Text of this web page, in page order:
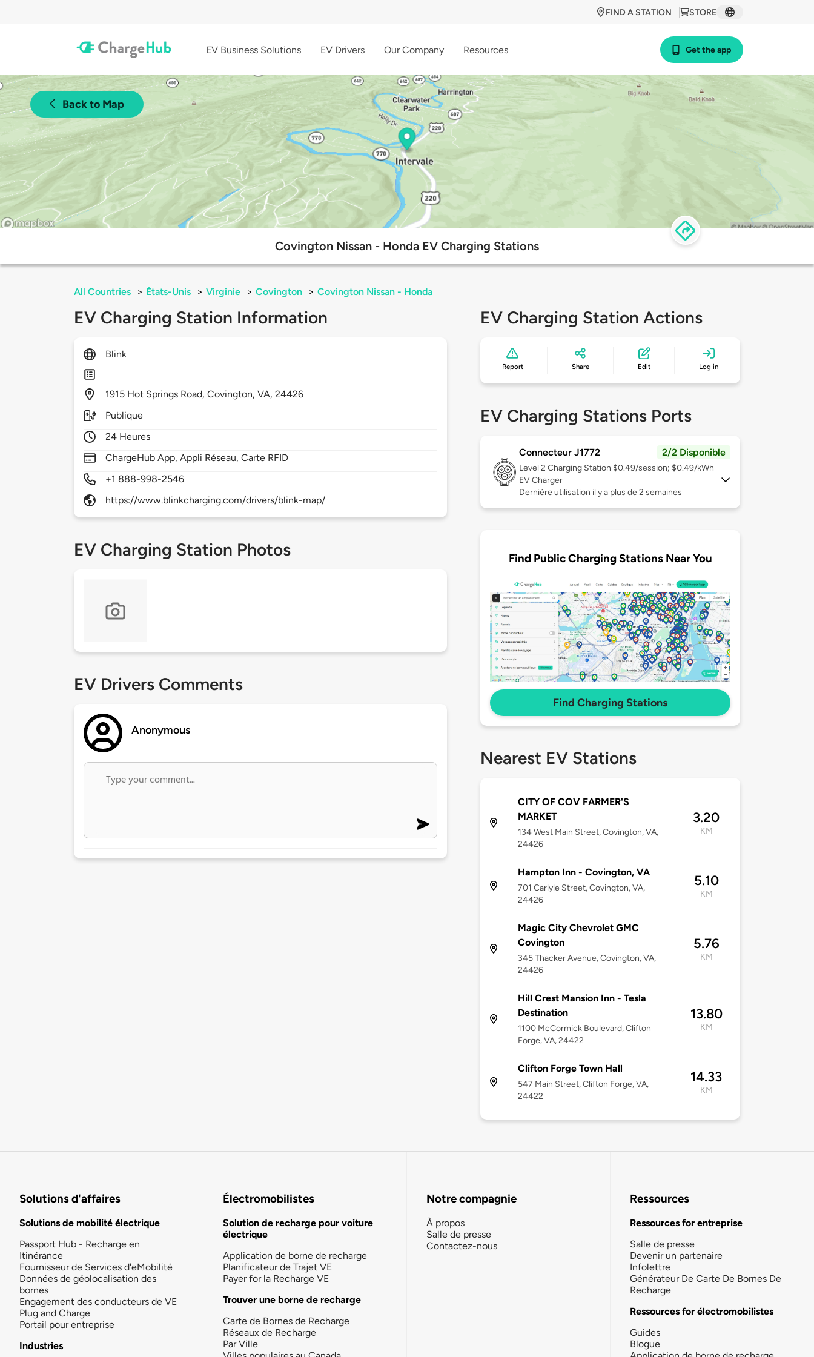
STORE
FIND A STATION
EV Business Solutions EV Drivers Our Company Resources Get the app
Back to Map
Covington Nissan - Honda EV Charging Stations
All Countries > États-Unis > Virginie > Covington > Covington Nissan - Honda
EV Charging Station Information
Blink
1915 Hot Springs Road,Covington,VA,24426
Publique
24 Heures
ChargeHub App, Appli Réseau, Carte RFID
+1 888-998-2546
https://www.blinkcharging.com/drivers/blink-map/
EV Charging Station Photos
EV Drivers Comments
Anonymous
EV Charging Station Actions
Report Share Edit Log in
EV Charging Stations Ports
Connecteur J1772 2/2 Disponible
Level 2 Charging Station $0.49/session; $0.49/kWh
EV Charger
Dernière utilisation il y a plus de 2 semaines
Find Public Charging Stations Near You
Find Charging Stations
Nearest EV Stations
CITY OF COV FARMER'S
MARKET
134 West Main Street, Covington, VA,
24426
3.20
KM
Hampton Inn - Covington, VA
701 Carlyle Street, Covington, VA,
24426
5.10
KM
Magic City Chevrolet GMC
Covington
345 Thacker Avenue, Covington, VA,
24426
5.76
KM
Hill Crest Mansion Inn - Tesla
Destination
1100 McCormick Boulevard, Clifton
Forge, VA, 24422
13.80
KM
Clifton Forge Town Hall
547 Main Street, Clifton Forge, VA,
24422
14.33
KM
Solutions d'affaires
Solutions de mobilité électrique
Passport Hub - Recharge en
Itinérance
Fournisseur de Services d'eMobilité
Données de géolocalisation des
bornes
Engagement des conducteurs de VE
Plug and Charge
Portail pour entreprise
Industries
Électromobilistes
Solution de recharge pour voiture
électrique
Application de borne de recharge
Planificateur de Trajet VE
Payer for la Recharge VE
Trouver une borne de recharge
Carte de Bornes de Recharge
Réseaux de Recharge
Par Ville
Notre compagnie
À propos
Salle de presse
Contactez-nous
Ressources
Ressources for entreprise
Salle de presse
Devenir un partenaire
Infolettre
Générateur De Carte De Bornes De
Recharge
Ressources for électromobilistes
Guides
Blogue